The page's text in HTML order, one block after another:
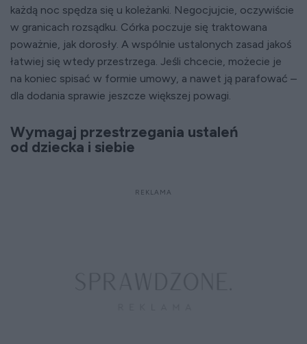
każdą noc spędza się u koleżanki. Negocjujcie, oczywiście
w granicach rozsądku. Córka poczuje się traktowana
poważnie, jak dorosły. A wspólnie ustalonych zasad jakoś
łatwiej się wtedy przestrzega. Jeśli chcecie, możecie je
na koniec spisać w formie umowy, a nawet ją parafować –
dla dodania sprawie jeszcze większej powagi.
Wymagaj przestrzegania ustaleń
od dziecka i siebie